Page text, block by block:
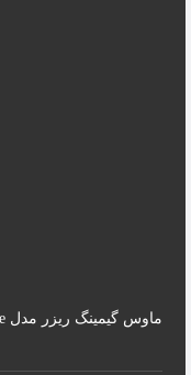
ماوس گیمینگ ریزر مدل DeathAdder Elite با سیم